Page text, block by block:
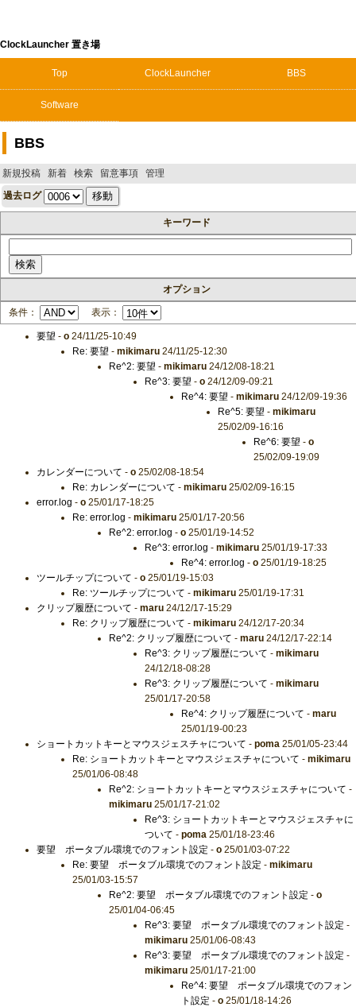
ClockLauncher 置き場
Top ClockLauncher BBS
Software
BBS
新規投稿 新着 検索 留意事項 管理
過去ログ
キーワード
オプション
条件： 表示：
要望 - o24/11/25-10:49
Re: 要望 -mikimaru 24/11/25-12:30
Re^2: 要望 - mikimaru24/12/08-18:21
Re^3: 要望 -o 24/12/09-09:21
Re^4: 要望 - mikimaru24/12/09-19:36
Re^5: 要望 - mikimaru
25/02/09-16:16
Re^6: 要望 -o
25/02/09-19:09
カレンダーについて - o25/02/08-18:54
Re: カレンダーについて -mikimaru 25/02/09-16:15
error.log - o25/01/17-18:25
Re: error.log -mikimaru 25/01/17-20:56
Re^2: error.log - o25/01/19-14:52
Re^3: error.log -mikimaru 25/01/19-17:33
Re^4: error.log - o25/01/19-18:25
ツールチップについて - o25/01/19-15:03
Re: ツールチップについて -mikimaru 25/01/19-17:31
クリップ履歴について - maru24/12/17-15:29
Re: クリップ履歴について -mikimaru 24/12/17-20:34
Re^2: クリップ履歴について - maru24/12/17-22:14
Re^3: クリップ履歴について -mikimaru
24/12/18-08:28
Re^3: クリップ履歴について -mikimaru
25/01/17-20:58
Re^4: クリップ履歴について - maru
25/01/19-00:23
ショートカットキーとマウスジェスチャについて - poma25/01/05-23:44
Re: ショートカットキーとマウスジェスチャについて -mikimaru
25/01/06-08:48
Re^2: ショートカットキーとマウスジェスチャについて -
mikimaru25/01/17-21:02
Re^3: ショートカットキーとマウスジェスチャに
ついて -poma 25/01/18-23:46
要望 ポータブル環境でのフォント設定 - o25/01/03-07:22
Re: 要望 ポータブル環境でのフォント設定 -mikimaru
25/01/03-15:57
Re^2: 要望 ポータブル環境でのフォント設定 - o
25/01/04-06:45
Re^3: 要望 ポータブル環境でのフォント設定 -
mikimaru 25/01/06-08:43
Re^3: 要望 ポータブル環境でのフォント設定 -
mikimaru 25/01/17-21:00
Re^4: 要望 ポータブル環境でのフォン
ト設定 - o25/01/18-14:26